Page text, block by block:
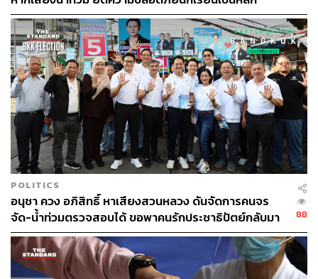
กลายเป็นน้ำหลากเพียงอย่างเดียว และฤดูฝนของประเทศไทย
ยังต่อเนื่องไปจนกว่าจะถึงกลางเดือนพฤศจิกายน ดังนั้น
อำเภอแม่สายก็อาจเผชิญกับเหตุน้ำท่วมครั้งที่ 8 ในเร็วๆ นี้ก็
เป็นได้
อันที่จริงปัญหาหมอกควันพิษ ปัญหาน้ำท่วม ต่างทำร้าย
ประชาชนมานานแล้ว แต่ดูเหมือนรัฐบาลจะไม่พยายามแก้
ปัญหาอย่างตรงจุดหรือแก้ปัญหาที่สาเหตุจริงๆ เห็นได้จาก
แต่ละปีรัฐบาลจะตั้งงบประมาณป้องกันน้ำท่วมสูงถึง 5.3 หมื่น
ล้านบาท แต่ร้อยละ 76 หรือประมาณ 4.1 หมื่นล้านบาท เป็น
งบประมาณด้านการก่อสร้าง หรือเกือบ 3 ใน 4 ของงบ
ประมาณทั้งหมด ส่วนใหญ่คือก่อสร้างแนว กำแพง เขื่อน
ป้องกันน้ำท่วม ขณะที่งบวางแผน วิจัย เก็บข้อมูล ศึกษาต้น
เหตุของปัญหา เพื่อวางแผนในการป้องกันน้ำท่วม มีเพียงร้อย
ละ 0.8
POLITICS
อนุชา ควง อภิสิทธิ์ หาเสียงสวนหลวง ดันจัดการคนจร
จัด-น้ำท่วมตรวจสอบได้ ขอพาคนรักประชาธิปัตย์กลับมา
88